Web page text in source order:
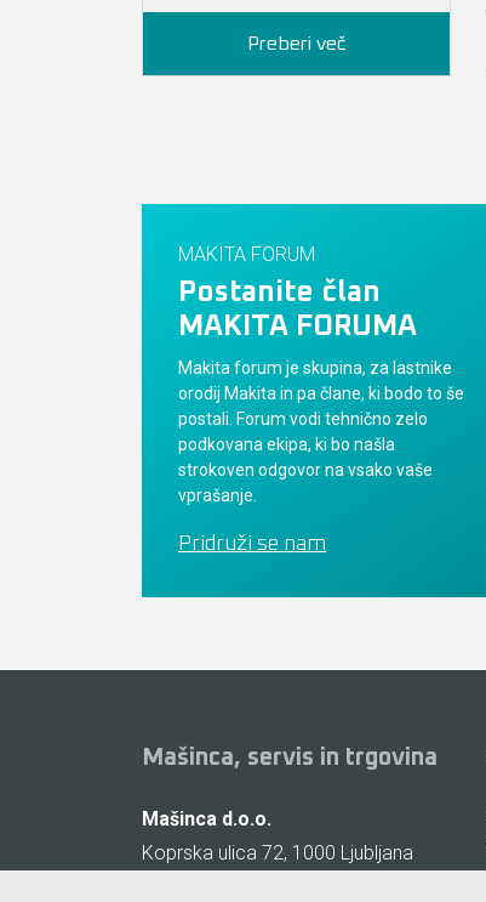
Preberi več
MAKITA FORUM
Postanite član
MAKITA FORUMA
Makita forum je skupina, za lastnike
orodij Makita in pa člane, ki bodo to še
postali. Forum vodi tehnično zelo
podkovana ekipa, ki bo našla
strokoven odgovor na vsako vaše
vprašanje.
Pridruži se nam
Mašinca, servis in trgovina
Mašinca d.o.o.
Koprska ulica 72, 1000 Ljubljana